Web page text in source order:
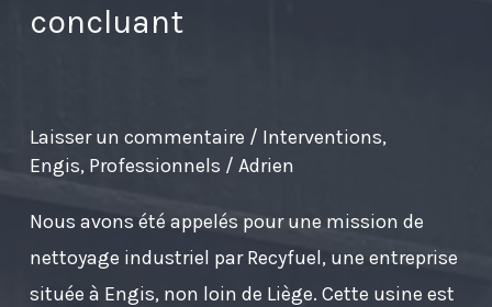
solaires)
propriété
à
concluant
Laisser un commentaire / Interventions,
Engis, Professionnels / Adrien
Nous avons été appelés pour une mission de
nettoyage industriel par Recyfuel, une entreprise
située à Engis, non loin de Liège. Cette usine est